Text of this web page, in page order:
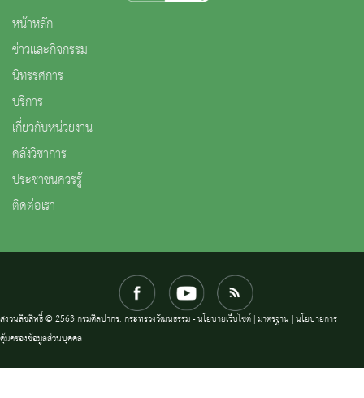
หน้าหลัก
ข่าวและกิจกรรม
นิทรรศการ
บริการ
เกี่ยวกับหน่วยงาน
คลังวิชาการ
ประชาชนควรรู้
ติดต่อเรา
สงวนลิขสิทธิ์ © 2563 กรมศิลปากร. กระทรวงวัฒนธรรม -นโยบายเว็บไซต์|มาตรฐาน |นโยบายการ
คุ้มครองข้อมูลส่วนบุคคล